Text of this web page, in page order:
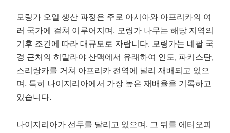
모링가 오일 생산 과정은 주로 아시아와 아프리카의 여
러 국가에 걸쳐 이루어지며, 모링가 나무는 해당 지역의
기후 조건에 따라 대규모로 자랍니다. 모링가는 네팔 국
경 근처의 히말라야 산맥에서 유래하여 인도, 파키스탄,
스리랑카를 거쳐 아프리카 전역에 널리 재배되고 있으
며, 특히 나이지리아에서 가장 높은 재배율을 기록하고
있습니다.
나이지리아가 선두를 달리고 있으며, 그 뒤를 에티오피